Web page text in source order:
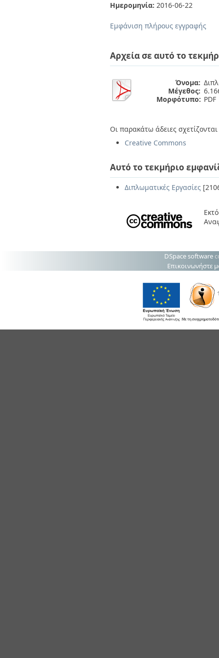
Ημερομηνία: 2016-06-22
Εμφάνιση πλήρους εγγραφής
Αρχεία σε αυτό το
Όνομα:
Μέγεθος:
Μορφότυπο: PDF
Οι παρακάτω άδειες
Creative Commons
Αυτό το τεκμήριο
Διπλωματικές Εργασίες
DSpace software
Επικοινωνήστε